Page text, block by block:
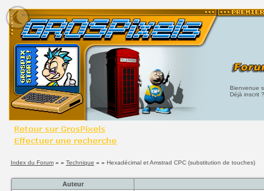
Bienvenue
Déjà inscrit
Index du Forum» » Technique » » Hexadécimal et Amstrad CPC (substitution de touches)
Auteur